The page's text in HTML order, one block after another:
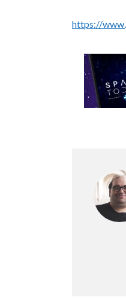
https://